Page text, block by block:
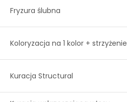
Fryzura ślubna
Koloryzacja na 1 kolor + strzyżenie
Kuracja Structural